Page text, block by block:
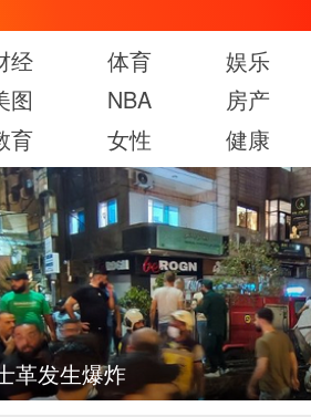
经 体育 娱乐
图
NBA 房产
育
女性 健康
弥勒：欢庆火把节